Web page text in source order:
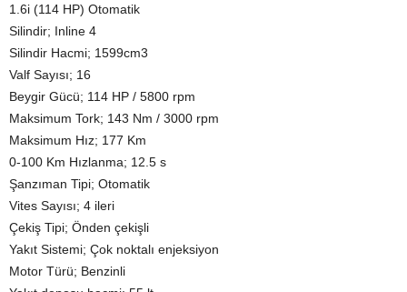
1.6i (114 HP) Otomatik
Silindir; Inline 4
Silindir Hacmi; 1599cm3
Valf Sayısı; 16
Beygir Gücü; 114 HP / 5800 rpm
Maksimum Tork; 143 Nm / 3000 rpm
Maksimum Hız; 177 Km
0-100 Km Hızlanma; 12.5 s
Şanzıman Tipi; Otomatik
Vites Sayısı; 4 ileri
Çekiş Tipi; Önden çekişli
Yakıt Sistemi; Çok noktalı enjeksiyon
Motor Türü; Benzinli